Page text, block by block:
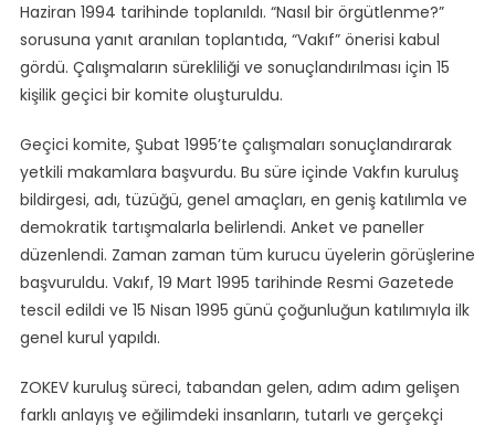
Haziran 1994 tarihinde toplanıldı. “Nasıl bir örgütlenme?”
sorusuna yanıt aranılan toplantıda, “Vakıf” önerisi kabul
gördü. Çalışmaların sürekliliği ve sonuçlandırılması için 15
kişilik geçici bir komite oluşturuldu.
Geçici komite, Şubat 1995’te çalışmaları sonuçlandırarak
yetkili makamlara başvurdu. Bu süre içinde Vakfın kuruluş
bildirgesi, adı, tüzüğü, genel amaçları, en geniş katılımla ve
demokratik tartışmalarla belirlendi. Anket ve paneller
düzenlendi. Zaman zaman tüm kurucu üyelerin görüşlerine
başvuruldu. Vakıf, 19 Mart 1995 tarihinde Resmi Gazetede
tescil edildi ve 15 Nisan 1995 günü çoğunluğun katılımıyla ilk
genel kurul yapıldı.
ZOKEV kuruluş süreci, tabandan gelen, adım adım gelişen
farklı anlayış ve eğilimdeki insanların, tutarlı ve gerçekçi